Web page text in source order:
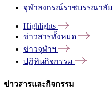
จุฬาลงกรณ์ราชบรรณาลัย
Highlights
ข่าวสารทั้งหมด
ข่าวจุฬาฯ
ปฏิทินกิจกรรม
ข่าวสารและกิจกรรม